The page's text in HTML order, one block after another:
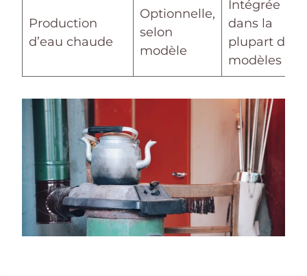
Production
d’eau chaude
Optionnelle,
selon
modèle
Intégrée
dans la
plupart des
modèles